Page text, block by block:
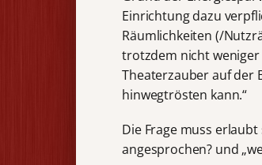
Einrichtung dazu
Räumlichkeiten (/
trotzdem nicht
Theaterzauber auf der
hinwegtrösten kann.“
Die Frage muss
angesprochen? und